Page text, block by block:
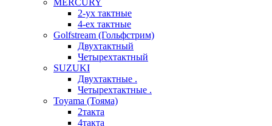
2-ух тактные
4-ех тактные
Golfstream (Гольфстрим)
Двухтактный
Четырехтактный
SUZUKI
Двухтактные .
Четырехтактные .
Toyama (Тояма)
2такта
4такта